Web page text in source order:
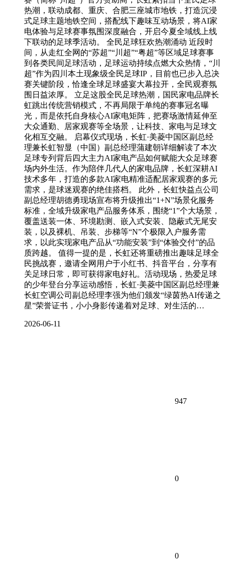
热潮，联动成都、重庆、合肥三座城市地铁，打造沉浸
式足球主题地铁空间，搭配线下趣味互动场景，将AI家
电体验与足球赛事氛围深度融合，开启今夏全域线上线
下联动的足球季活动。 全民足球狂欢热潮涌动 近段时
间，从走红全网的“苏超”“川超”“粤超”等区域足球赛事
到各类民间足球活动，足球运动持续点燃大众热情，“川
超”作为四川本土现象级全民足球IP，目前也已步入总决
赛关键阶段，恰逢全球足球盛宴大幕拉开，全民观赛氛
围日益浓厚。 立足这股全民足球热潮，国民家电品牌长
虹跳出传统营销模式，不再局限于单纯的赛事冠名曝
光，而是依托自身核心AI家电矩阵，把赛场激情延伸至
大众通勤、居家观赛等全场景，让科技、家电与足球文
化相互交融。 启幕仪式现场，长虹·美菱中国区副总经
理兼长虹智显（中国）副总经理蒲建朝详细解读了本次
足球专列背后四大主力AI家电产品如何赋能大众足球赛
场内外生活。作为陪伴几代人的家电品牌，长虹深耕AI
技术多年，打造的多款AI家电精准适配居家观赛的多元
需求，是球迷观赛的绝佳搭档。 此外，长虹快益点公司
副总经理胡德勇现场宣布将升级推出“1+N”场景化服务
标准，全域升级家电产品服务体系，围绕“1”个大场景，
覆盖送装一体、环境勘测、嵌入式安装、隐蔽式无尾安
装，以及裸机、吊装、步梯等“N”个极限入户服务需
求，以此实现家电产品从“功能安装”到“体验交付”的品
质跨越。 值得一提的是，长虹还将重磅推出趣味足球全
民挑战赛，邀请全网用户于小红书、抖音平台，分享有
关足球日常，即可获得家电好礼。活动现场，热爱足球
的少年登台分享运动感悟，长虹·美菱中国区副总经理兼
长虹空调公司副总经理李强为他们颁发“绿茵热AI传递之
星”荣誉证书，小小身影传递着对足球、对生活的…
2026-06-11
947
0
0